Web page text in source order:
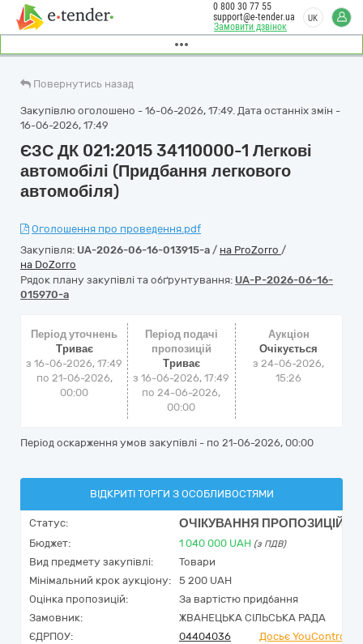
Замовити дзвінок
0 800 30 77 55
support@e-tender.ua
UK
Повернутись назад
Закупівлю оголошено - 16-06-2026, 17:49. Дата останніх змін -
16-06-2026, 17:49
ЄЗС ДК 021:2015 34110000-1 Легкові
автомобілі (Придбання легкового
автомобіля)
Оголошення про проведення.pdf
Закупівля: UA-2026-06-16-013915-a / на ProZorro /
на DoZorro
Рядок плану закупівлі та обґрунтування: UA-P-2026-06-16-
015970-a
Період уточнень
Триває
з 16-06-2026, 17:49
по 21-06-2026,
00:00
Період подачі
пропозицій
Триває
з 16-06-2026, 17:49
по 24-06-2026,
00:00
Аукціон
Очікується
з24-06-2026,
15:26
Період оскарження умов закупівлі - по 21-06-2026, 00:00
ВІДКРИТІ ТОРГИ З ОСОБЛИВОСТЯМИ
Статус: ОЧІКУВАННЯ ПРОПОЗИЦІЙ
Бюджет: 1 040 000 UAH (з ПДВ)
Вид предмету закупівлі:
Товари
Мінімальний крок аукціону:
5 200 UAH
Оцінка пропозицій:
За вартістю придбання
Замовник:
ЖВАНЕЦЬКА СІЛЬСЬКА РАДА
ЄДРПОУ:
04404036
Досьє YouControl